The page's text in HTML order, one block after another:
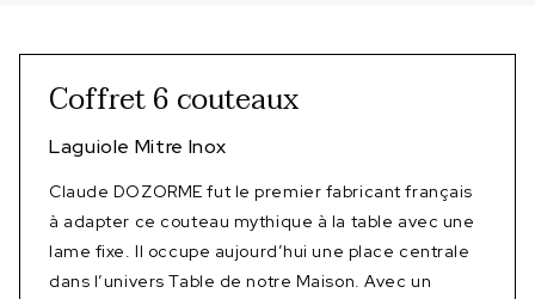
Coffret 6 couteaux
Laguiole Mitre Inox
Claude DOZORME fut le premier fabricant français
à adapter ce couteau mythique à la table avec une
lame fixe. Il occupe aujourd’hui une place centrale
dans l’univers Table de notre Maison. Avec un